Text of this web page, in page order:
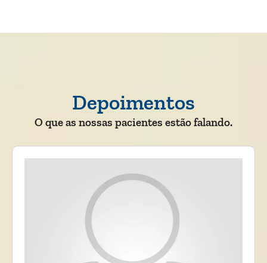
Depoimentos
O que as nossas pacientes estão falando.